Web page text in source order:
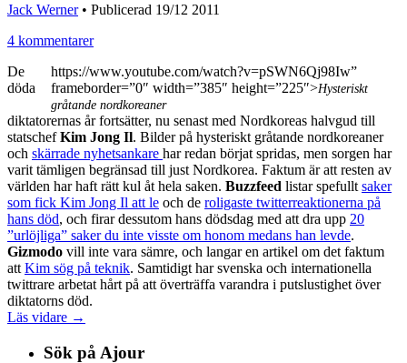
Jack Werner• Publicerad 19/12 2011
4 kommentarer
https://www.youtube.com/watch?v=pSWN6Qj98Iw”
frameborder=”0″ width=”385″ height=”225″>Hysteriskt
gråtande nordkoreaner
De
döda
diktatorernas år fortsätter, nu senast med Nordkoreas halvgud till
statschefKim Jong Il. Bilder på hysteriskt gråtande nordkoreaner
och skärrade nyhetsankare har redan börjat spridas, men sorgen har
varit tämligen begränsad till just Nordkorea. Faktum är att resten av
världen har haft rätt kul åt hela saken. Buzzfeed listar spefullt saker
som fick Kim Jong Il att le och de roligaste twitterreaktionerna på
hans död, och firar dessutom hans dödsdag med att dra upp 20
”urlöjliga” saker du inte visste om honom medans han levde.
Gizmodo vill inte vara sämre, och langar en artikel om det faktum
att Kim sög på teknik. Samtidigt har svenska och internationella
twittrare arbetat hårt på att överträffa varandra i putslustighet över
diktatorns död.
Läs vidare →
Sök på Ajour